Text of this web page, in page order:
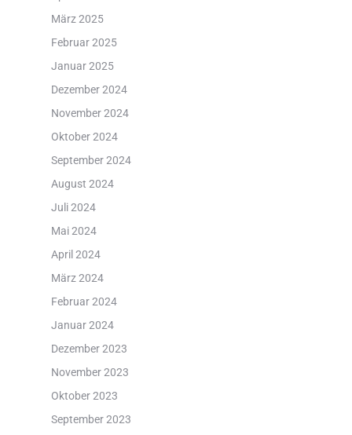
März 2025
Februar 2025
Januar 2025
Dezember 2024
November 2024
Oktober 2024
September 2024
August 2024
Juli 2024
Mai 2024
April 2024
März 2024
Februar 2024
Januar 2024
Dezember 2023
November 2023
Oktober 2023
September 2023